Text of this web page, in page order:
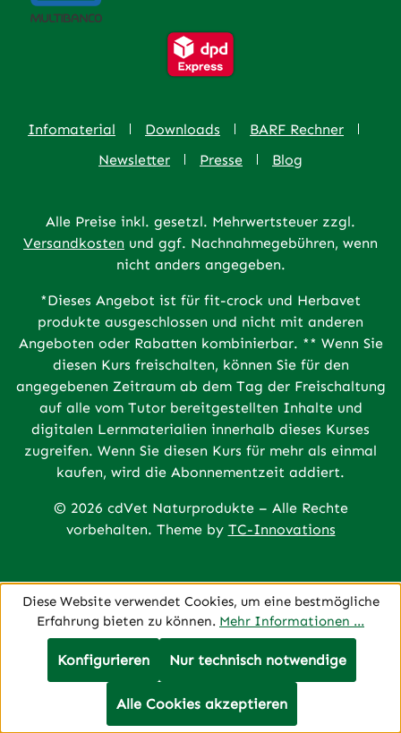
Infomaterial Downloads
BARF Rechner
Newsletter
Presse Blog
Alle Preise inkl. gesetzl. Mehrwertsteuer zzgl.
Versandkosten und ggf. Nachnahmegebühren, wenn
nicht anders angegeben.
*Dieses Angebot ist für fit-crock und Herbavet
produkte ausgeschlossen und nicht mit anderen
Angeboten oder Rabatten kombinierbar. ** Wenn Sie
diesen Kurs freischalten, können Sie für den
angegebenen Zeitraum ab dem Tag der Freischaltung
auf alle vom Tutor bereitgestellten Inhalte und
digitalen Lernmaterialien innerhalb dieses Kurses
zugreifen. Wenn Sie diesen Kurs für mehr als einmal
kaufen, wird die Abonnementzeit addiert.
© 2026 cdVet Naturprodukte – Alle Rechte
vorbehalten. Theme by TC-Innovations
Diese Website verwendet Cookies, um eine bestmögliche
Erfahrung bieten zu können. Mehr Informationen ...
Nur technisch notwendige
Konfigurieren
Alle Cookies akzeptieren